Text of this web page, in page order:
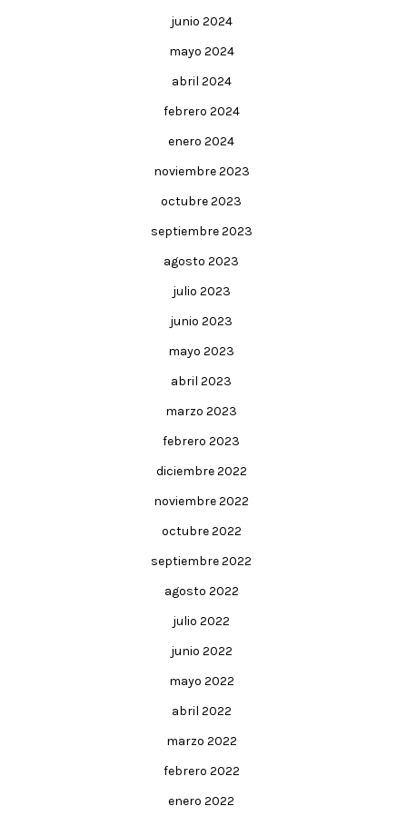
junio 2024
mayo 2024
abril 2024
febrero 2024
enero 2024
noviembre 2023
octubre 2023
septiembre 2023
agosto 2023
julio 2023
junio 2023
mayo 2023
abril 2023
marzo 2023
febrero 2023
diciembre 2022
noviembre 2022
octubre 2022
septiembre 2022
agosto 2022
julio 2022
junio 2022
mayo 2022
abril 2022
marzo 2022
febrero 2022
enero 2022